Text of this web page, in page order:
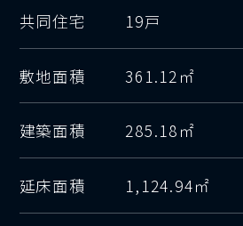
共同住宅 19戸
敷地面積 361.12㎡
建築面積 285.18㎡
延床面積 1,124.94㎡